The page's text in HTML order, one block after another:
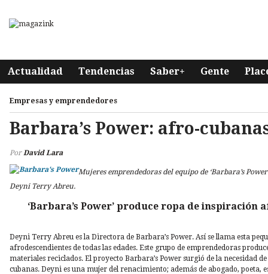
Actualidad Tendencias Saber+ Gente
Empresas y emprendedores
Barbara’s Power: afro-
PorDavid Lara
Mujeres emprendedoras del equipo de ‘Barbara’s
Deyni Terry Abreu.
‘Barbara’s Power’ produce ropa de
Deyni Terry Abreu es la Directora de Barbara’s Power. Así se llama esta
afrodescendientes de todas las edades. Este grupo de emprendedoras
materiales reciclados. El proyecto Barbara’s Power surgió de la necesidad
cubanas. Deyni es una mujer del renacimiento; además de abogado, poeta,